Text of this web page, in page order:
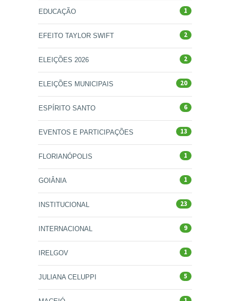
EDUCAÇÃO 1
EFEITO TAYLOR SWIFT 2
ELEIÇÕES 2026 2
ELEIÇÕES MUNICIPAIS 20
ESPÍRITO SANTO 6
EVENTOS E PARTICIPAÇÕES 13
FLORIANÓPOLIS 1
GOIÂNIA 1
INSTITUCIONAL 23
INTERNACIONAL 9
IRELGOV 1
JULIANA CELUPPI 5